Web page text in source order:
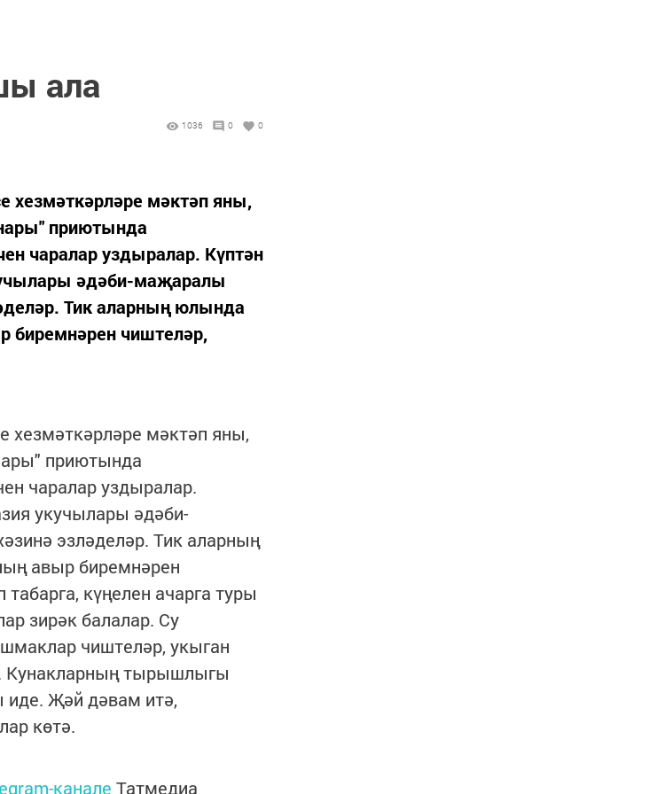
ала
1036 0 0
хезмәткәрләре мәктәп яны,
приютында
чаралар уздыралар. Күптән
әдәби-маҗаралы
Тик аларның юлында
чиштеләр,
хезмәткәрләре мәктәп яны,
приютында
чаралар уздыралар.
укучылары әдәби-
эзләделәр. Тик аларның
авыр биремнәрен
күңелен ачарга туры
зирәк балалар. Су
чиштеләр, укыган
Кунакларның тырышлыгы
иде. Җәй дәвам итә,
көтә.
канале Татмедиа